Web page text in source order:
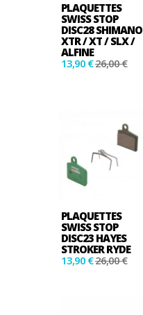
PLAQUETTES
SWISS STOP
DISC28 SHIMANO
XTR / XT / SLX /
ALFINE
13,90 €26,00 €
PLAQUETTES
SWISS STOP
DISC23 HAYES
STROKER RYDE
13,90 €26,00 €